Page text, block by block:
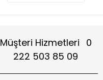
Müşteri Hizmetleri 0
222 503 85 09